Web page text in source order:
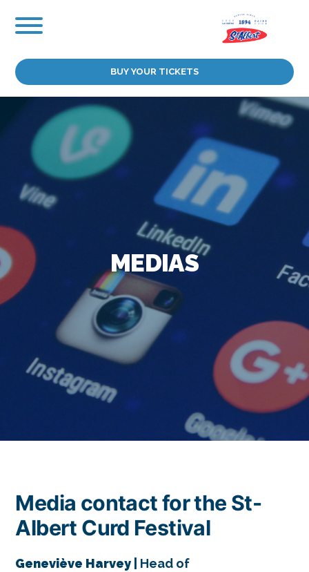
content
BUY YOUR TICKETS
MEDIAS
Media contact for the St-
Albert Curd Festival
Geneviève Harvey | Head of